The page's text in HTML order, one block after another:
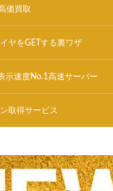
価買取
ヤをGETする裏ワザ
示速度No.1高速サーバー
取得サービス